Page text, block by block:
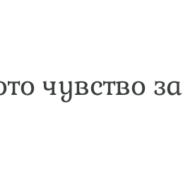
чувство за